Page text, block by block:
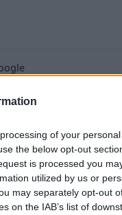
of your
the below opt-out
is processed you
utilized by us or
may separately opt-out
on the IAB’s list of